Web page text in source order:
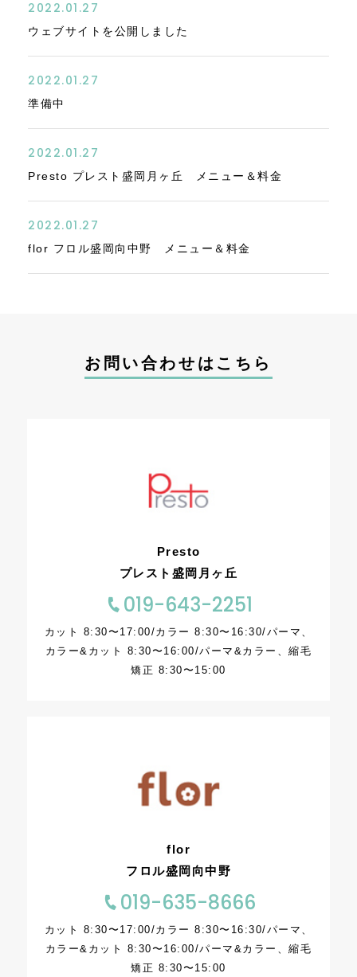
2022.01.27
ウェブサイトを公開しました
2022.01.27
準備中
2022.01.27
Presto プレスト盛岡月ヶ丘 メニュー＆料金
2022.01.27
flor フロル盛岡向中野 メニュー＆料金
お問い合わせはこちら
Presto
プレスト盛岡月ヶ丘
019-643-2251
カット 8:30〜17:00/カラー 8:30〜16:30/パーマ、
カラー&カット 8:30〜16:00/パーマ&カラー、縮毛
矯正 8:30〜15:00
flor
フロル盛岡向中野
019-635-8666
カット 8:30〜17:00/カラー 8:30〜16:30/パーマ、
カラー&カット 8:30〜16:00/パーマ&カラー、縮毛
矯正 8:30〜15:00